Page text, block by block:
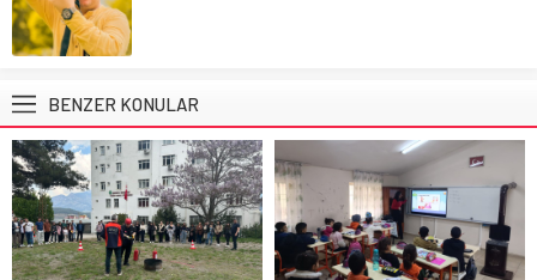
BENZER KONULAR